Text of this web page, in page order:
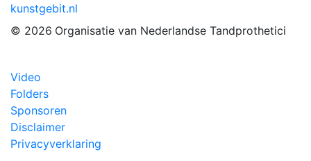
kunstgebit.nl
© 2026 Organisatie van Nederlandse Tandprothetici
Video
Folders
Sponsoren
Disclaimer
Privacyverklaring